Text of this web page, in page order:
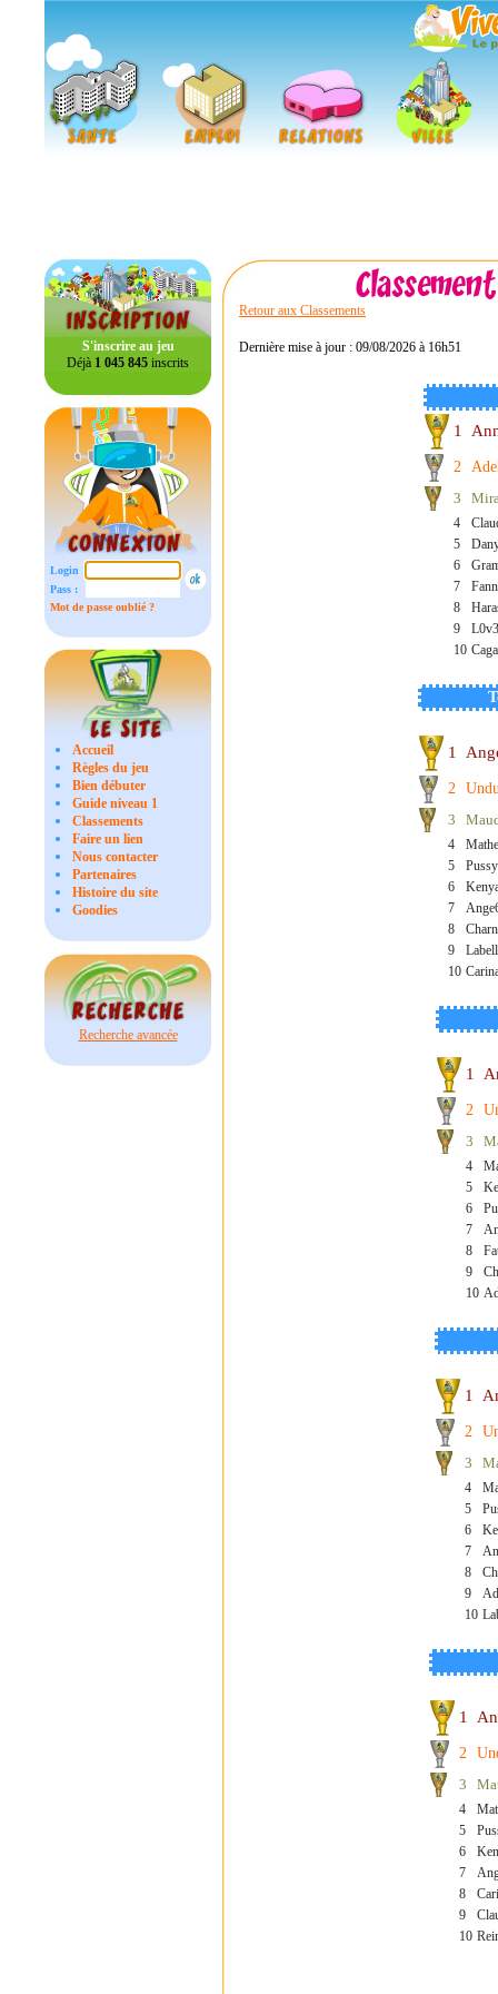
S'inscrire au jeu
Déjà 1 045 845 inscrits
Login :
Pass :
Mot de passe oublié ?
Accueil
Règles du jeu
Bien débuter
Guide niveau 1
Classements
Faire un lien
Nous contacter
Partenaires
Histoire du site
Goodies
Recherche avancée
Retour aux Classements
Dernière mise à jour : 09/08/2026 à 16h51
1
2
3
4
5
6
7
8
9
10
1
2
3
4
5
6
7
8
9
10
1
2
3
4
5
6
7
8
9
10
1
2
3
4
5
6
7
8
9
10
1
2
3
4
5
6
7
8
9
10